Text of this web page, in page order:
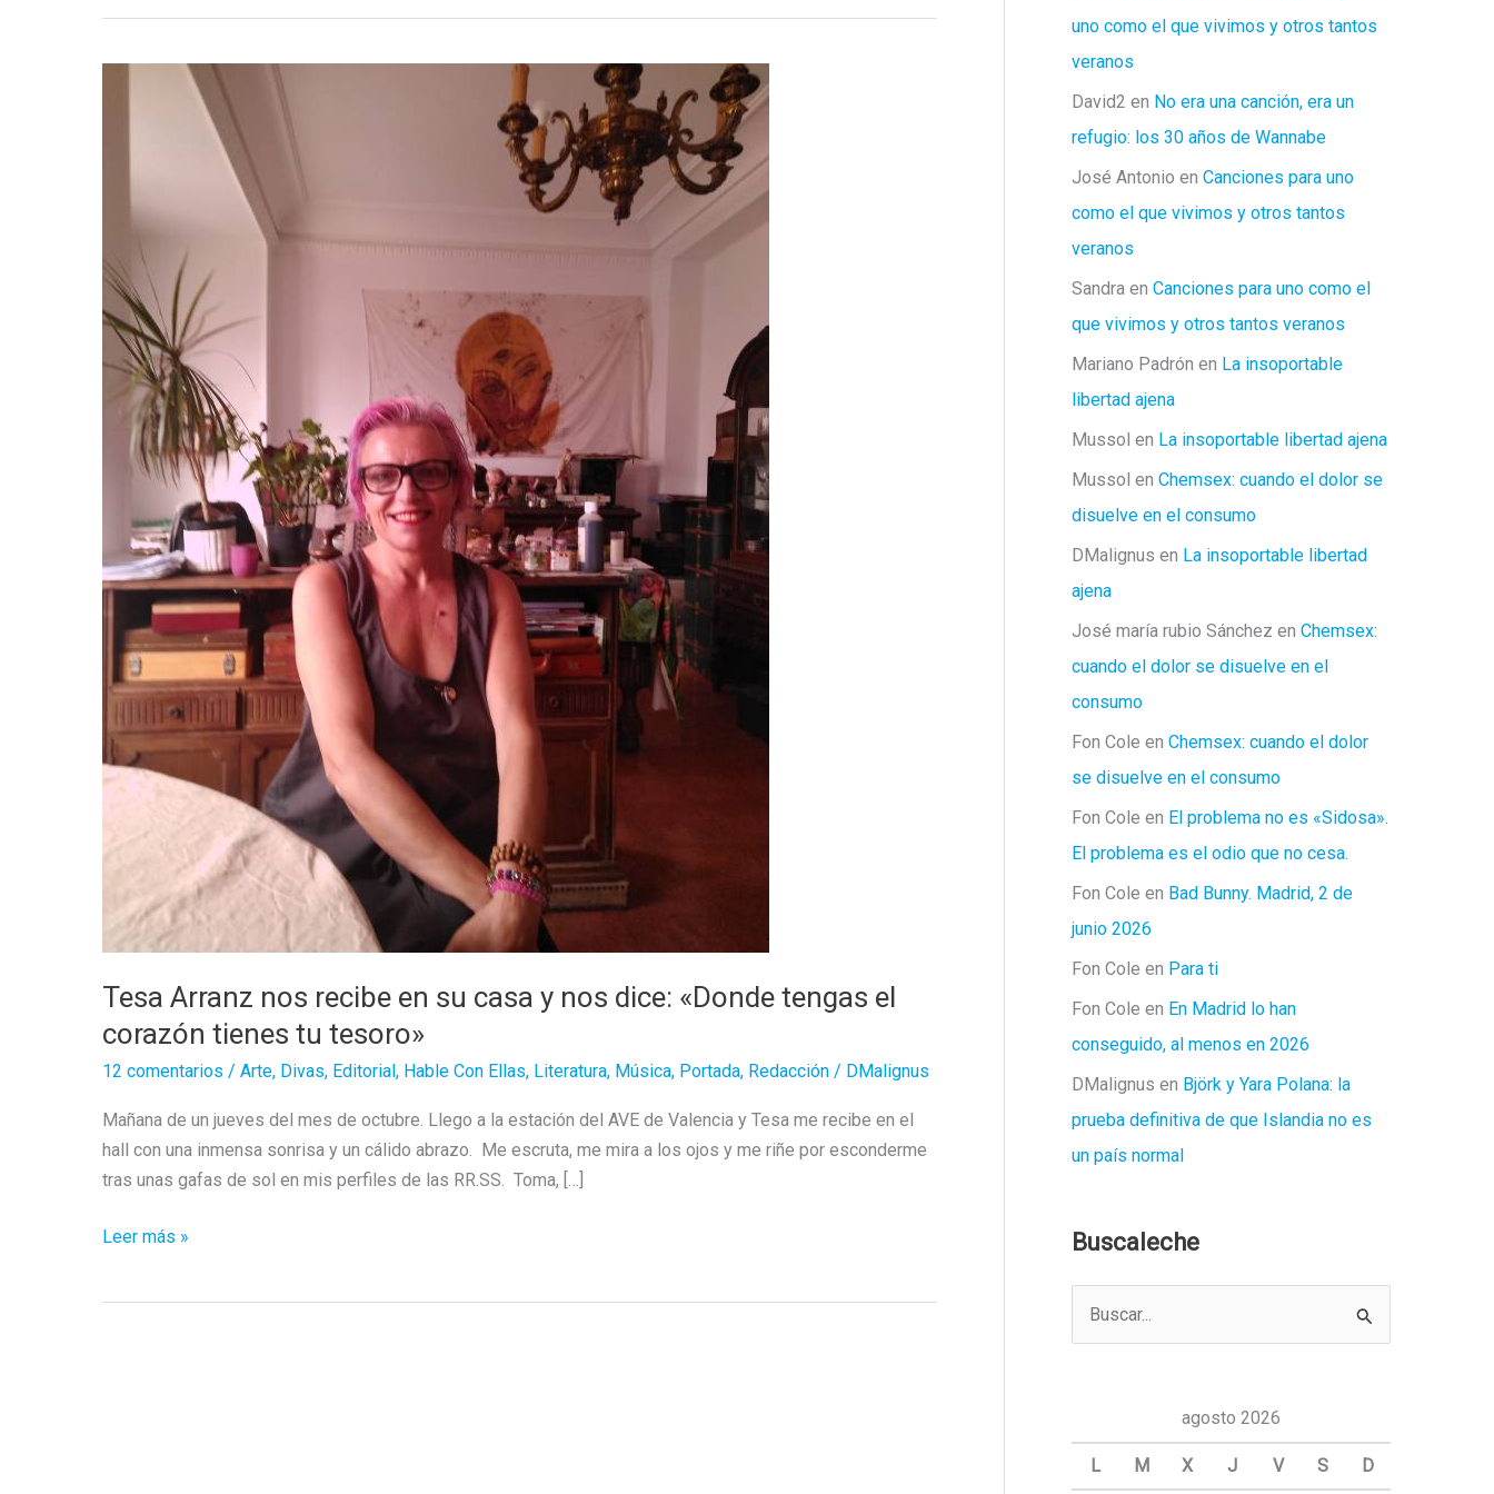
Tesa Arranz nos recibe en su casa y nos dice: «Donde tengas el
corazón tienes tu tesoro»
12 comentarios / Arte, Divas, Editorial , Hable Con Ellas, Literatura, Música, Portada, Redacción / DMalignus
Mañana de un jueves del mes de octubre. Llego a la estación del AVE de Valencia y Tesa me recibe en el
hall con una inmensa sonrisa y un cálido abrazo. Me escruta, me mira a los ojos y me riñe por esconderme
tras unas gafas de sol en mis perfiles de las RR.SS. Toma, […]
Tesa
Leer más »
uno como el que vivimos y otros tantos
veranos
David2 en No era una canción, era un
refugio: los 30 años de Wannabe
José Antonio en Canciones para uno
como el que vivimos y otros tantos
veranos
Sandra en Canciones para uno como el
que vivimos y otros tantos veranos
Mariano Padrón en La insoportable
libertad ajena
Mussol en La insoportable libertad ajena
Mussol en Chemsex: cuando el dolor se
disuelve en el consumo
DMalignus en La insoportable libertad
ajena
José maría rubio Sánchez en Chemsex:
cuando el dolor se disuelve en el
consumo
Fon Cole en Chemsex: cuando el dolor
se disuelve en el consumo
Fon Cole en El problema no es «Sidosa».
El problema es el odio que no cesa.
Fon Cole en Bad Bunny. Madrid, 2 de
junio 2026
Fon Cole en Para ti
Fon Cole en En Madrid lo han
conseguido, al menos en 2026
DMalignus en Björk y Yara Polana: la
prueba definitiva de que Islandia no es
un país normal
Buscaleche
a
agosto 2026
L M X J V S D